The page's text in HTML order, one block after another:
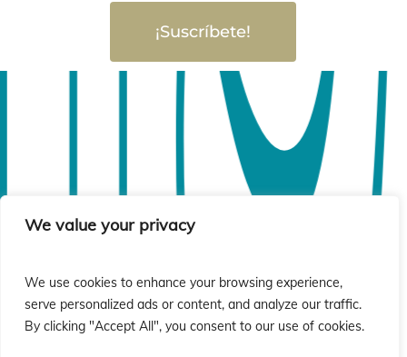
We value your privacy
We use cookies to enhance your browsing experience,
serve personalized ads or content, and analyze our traffic.
By clicking "Accept All", you consent to our use of cookies.
¡Suscríbete!